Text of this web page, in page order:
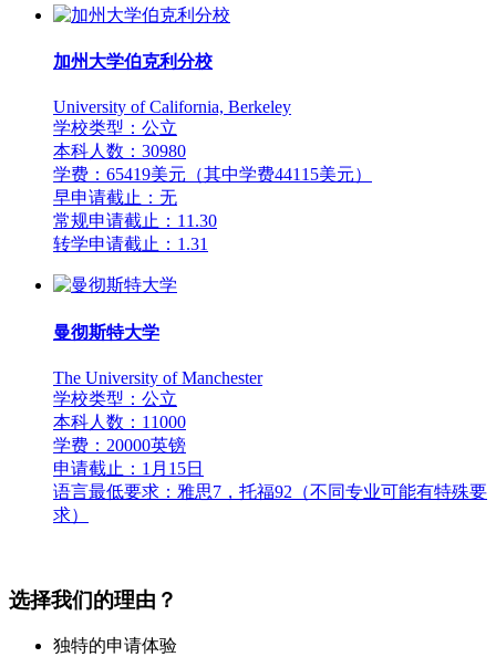
加州大学伯克利分校
University of California, Berkeley
学校类型：公立
本科人数：30980
学费：65419美元（其中学费44115美元）
早申请截止：无
常规申请截止：11.30
转学申请截止：1.31
曼彻斯特大学
The University of Manchester
学校类型：公立
本科人数：11000
学费：20000英镑
申请截止：1月15日
语言最低要求：雅思7，托福92（不同专业可能有特殊要
求）
选择我们的理由？
独特的申请体验